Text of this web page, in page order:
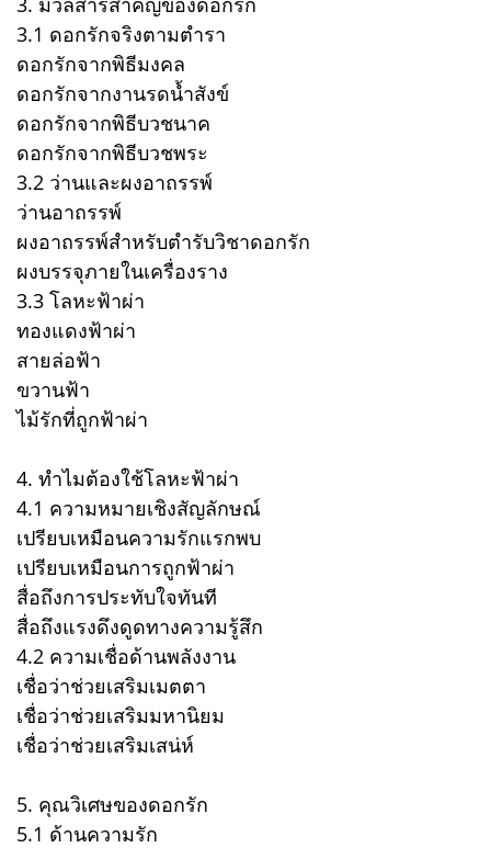
3.1 ดอกรักจริงตามตำรา
ดอกรักจากพิธีมงคล
ดอกรักจากงานรดน้ำสังข์
ดอกรักจากพิธีบวชนาค
ดอกรักจากพิธีบวชพระ
3.2 ว่านและผงอาถรรพ์
ว่านอาถรรพ์
ผงอาถรรพ์สำหรับตำรับวิชาดอกรัก
ผงบรรจุภายในเครื่องราง
3.3 โลหะฟ้าผ่า
ทองแดงฟ้าผ่า
สายล่อฟ้า
ขวานฟ้า
ไม้รักที่ถูกฟ้าผ่า
4. ทำไมต้องใช้โลหะฟ้าผ่า
4.1 ความหมายเชิงสัญลักษณ์
เปรียบเหมือนความรักแรกพบ
เปรียบเหมือนการถูกฟ้าผ่า
สื่อถึงการประทับใจทันที
สื่อถึงแรงดึงดูดทางความรู้สึก
4.2 ความเชื่อด้านพลังงาน
เชื่อว่าช่วยเสริมเมตตา
เชื่อว่าช่วยเสริมมหานิยม
เชื่อว่าช่วยเสริมเสน่ห์
5. คุณวิเศษของดอกรัก
5.1 ด้านความรัก